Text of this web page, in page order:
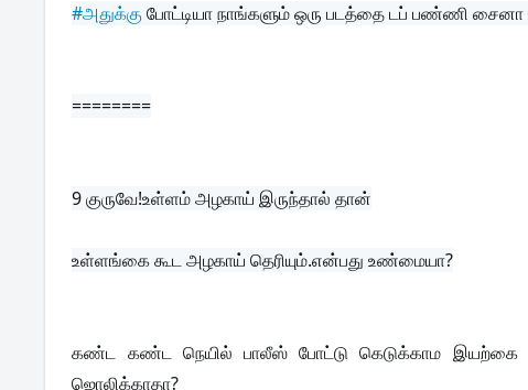
#அதுக்கு போட்டியா நாங்களும் ஒரு படத்தை டப் பண்ணி சைனா
========
9 குருவே!உள்ளம் அழகாய் இருந்தால் தான்
உள்ளங்கை கூட அழகாய் தெரியும்.என்பது உண்மையா?
கண்ட கண்ட நெயில் பாலீஸ் போட்டு கெடுக்காம இயற்கை
ஜொலிக்காதா?